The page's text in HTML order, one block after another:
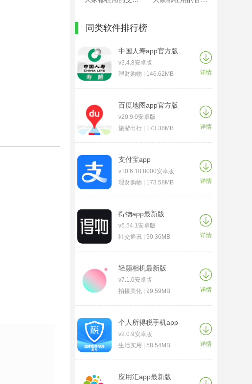
同类软件排行榜
中国人寿app官方版
v3.4.8安卓版
理财购物 | 146.62MB
详情
百度地图app官方版
v20.9.0安卓版
旅游出行 | 173.38MB
详情
支付宝app
v10.6.18.8000安卓版
理财购物 | 173.58MB
详情
得物app最新版
v5.54.1安卓版
社交通讯 | 90.36MB
详情
轻颜相机最新版
v7.1.0安卓版
拍摄美化 | 99.59MB
详情
个人所得税手机app
v2.0.9安卓版
生活实用 | 58.54MB
详情
应用汇app最新版